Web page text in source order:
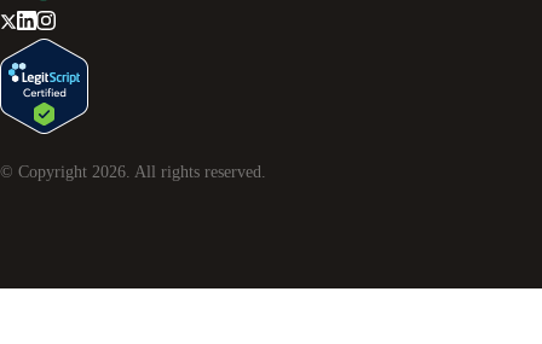
© Copyright 2026 . All rights reserved.